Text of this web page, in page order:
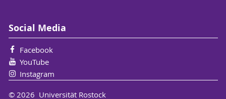
Social Media
Facebook
YouTube
Instagram
© 2026 Universität Rostock